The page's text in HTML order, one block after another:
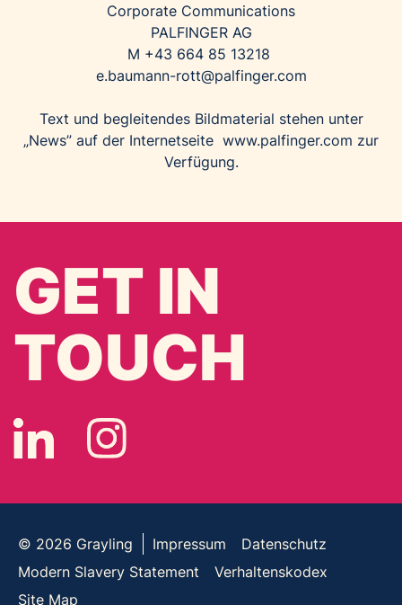
Corporate Communications
PALFINGER AG
M +43 664 85 13218
e.baumann-rott@palfinger.com
Text und begleitendes Bildmaterial stehen unter
„News” auf der Internetseite www.palfinger.com zur
Verfügung.
GET IN
TOUCH
© 2026 Grayling Impressum
Datenschutz
Modern Slavery Statement
Verhaltenskodex
Site Map